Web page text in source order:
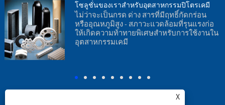
โซลูชั่นของเราสำหรับอุตสาหกรรมปิโตรเคมี
ไม่ว่าจะเป็นกรด ด่าง สารที่มีฤทธิ์กัดกร่อน
หรืออุณหภูมิสูง - สภาวะแวดล้อมที่รุนแรงก่อ
ให้เกิดความท้าทายพิเศษสำหรับการใช้งานใน
อุตสาหกรรมเคมี
X